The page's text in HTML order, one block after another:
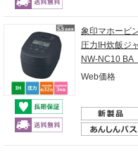
象印マホービ
圧力IH炊飯ジ
NW-NC10
Web価格